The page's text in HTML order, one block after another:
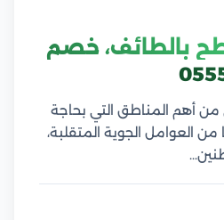
بالطائف، خصم
من أهم المناطق التي بحاجة
العوامل الجوية المتقلبة،